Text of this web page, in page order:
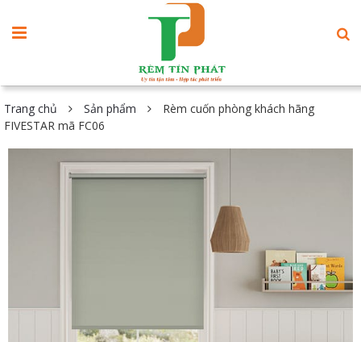
Trang chủ Sản phẩm
Rèm cuốn phòng khách hãng
FIVESTAR mã FC06